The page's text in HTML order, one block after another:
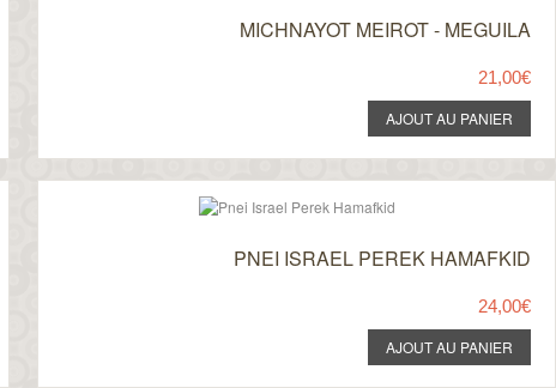
MICHNAYOT MEIROT - MEGUILA
21,00€
PNEI ISRAEL PEREK HAMAFKID
24,00€